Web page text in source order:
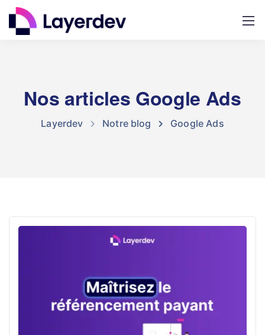
Nos articles Google Ads
Layerdev Notre blog Google Ads